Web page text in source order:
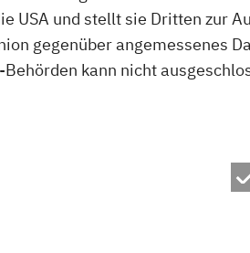
Eisenbahngesellschaft mbH
ein Tochterunternehmen der
nordbahn bedient nach
– Bad Segeberg –
gehört der Deutschen
vertreten durch die
USA und stellt sie Dritten zur
gegenüber angemessenes
kann nicht